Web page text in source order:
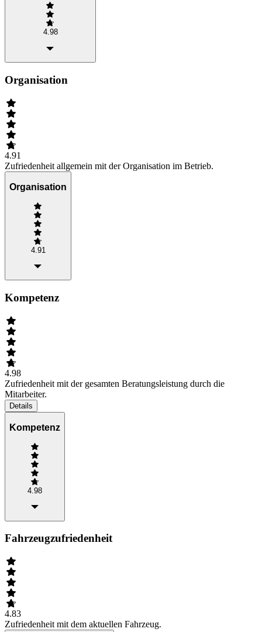
4.98
Organisation
4.91
Zufriedenheit allgemein mit der Organisation im Betrieb.
Organisation
4.91
Kompetenz
4.98
Zufriedenheit mit der gesamten Beratungsleistung durch die
Mitarbeiter.
Details
Kompetenz
4.98
Fahrzeugzufriedenheit
4.83
Zufriedenheit mit dem aktuellen Fahrzeug.